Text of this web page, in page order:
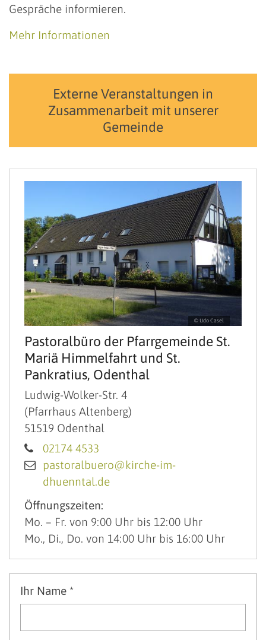
Gespräche informieren.
Mehr Informationen
Externe Veranstaltungen in
Zusammenarbeit mit unserer
Gemeinde
© Udo Casel
Pastoralbüro der Pfarrgemeinde St.
Mariä Himmelfahrt und St.
Pankratius, Odenthal
Ludwig-Wolker-Str. 4
(Pfarrhaus Altenberg)
51519 Odenthal
02174 4533
pastoralbuero@kirche-im-
dhuenntal.de
Öffnungszeiten:
Mo. – Fr. von 9:00 Uhr bis 12:00 Uhr
Mo., Di., Do. von 14:00 Uhr bis 16:00 Uhr
Ihr Name *